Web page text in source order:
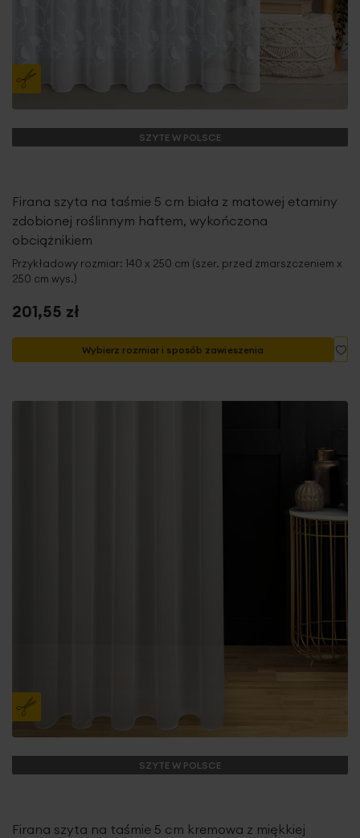
SZYTE W POLSCE
Firana szyta na taśmie 5 cm biała z matowej etaminy
zdobionej roślinnym haftem, wykończona
obciążnikiem
Przykładowy rozmiar: 140 x 250 cm (szer. przed zmarszczeniem x
250 cm wys.)
201,55 zł
Wybierz rozmiar i sposób zawieszenia
SZYTE W POLSCE
Firana szyta na taśmie 5 cm kremowa z miękkiej